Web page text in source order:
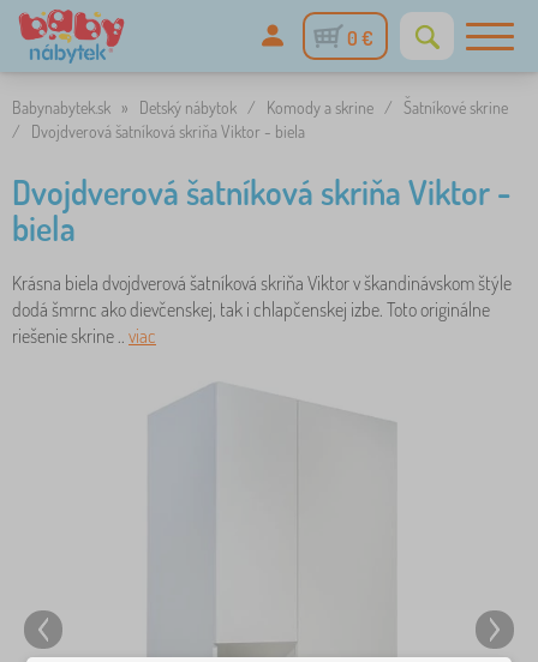
0 €
Babynabytek.sk » Detský nábytok / Komody a skrine / Šatníkové skrine
/
Dvojdverová šatníková skriňa Viktor - biela
Dvojdverová šatníková skriňa Viktor -
biela
Krásna biela dvojdverová šatníková skriňa Viktor v škandinávskom štýle
dodá šmrnc ako dievčenskej, tak i chlapčenskej izbe. Toto originálne
riešenie skrine .. viac